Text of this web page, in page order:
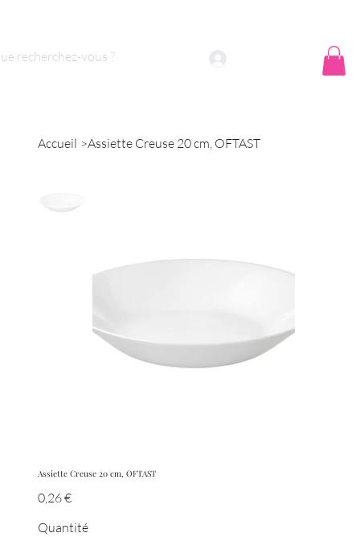
nous ?
Accueil >Assiette Creuse 20 cm, OFTAST
Assiette Creuse 20 cm, OFTAST
Prix
0,26 €
Quantité